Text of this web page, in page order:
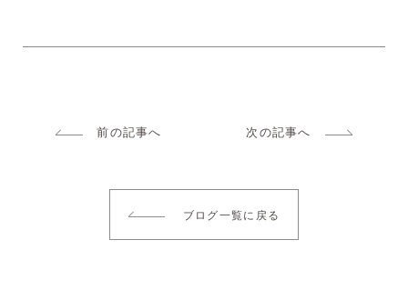
前の記事へ 次の記事へ
ブログ一覧に戻る